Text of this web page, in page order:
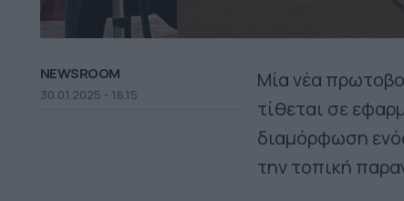
NEWSROOM
30.01.2025 - 16.15
Μία νέα
τίθεται σε
διαμόρφωση
την τοπική